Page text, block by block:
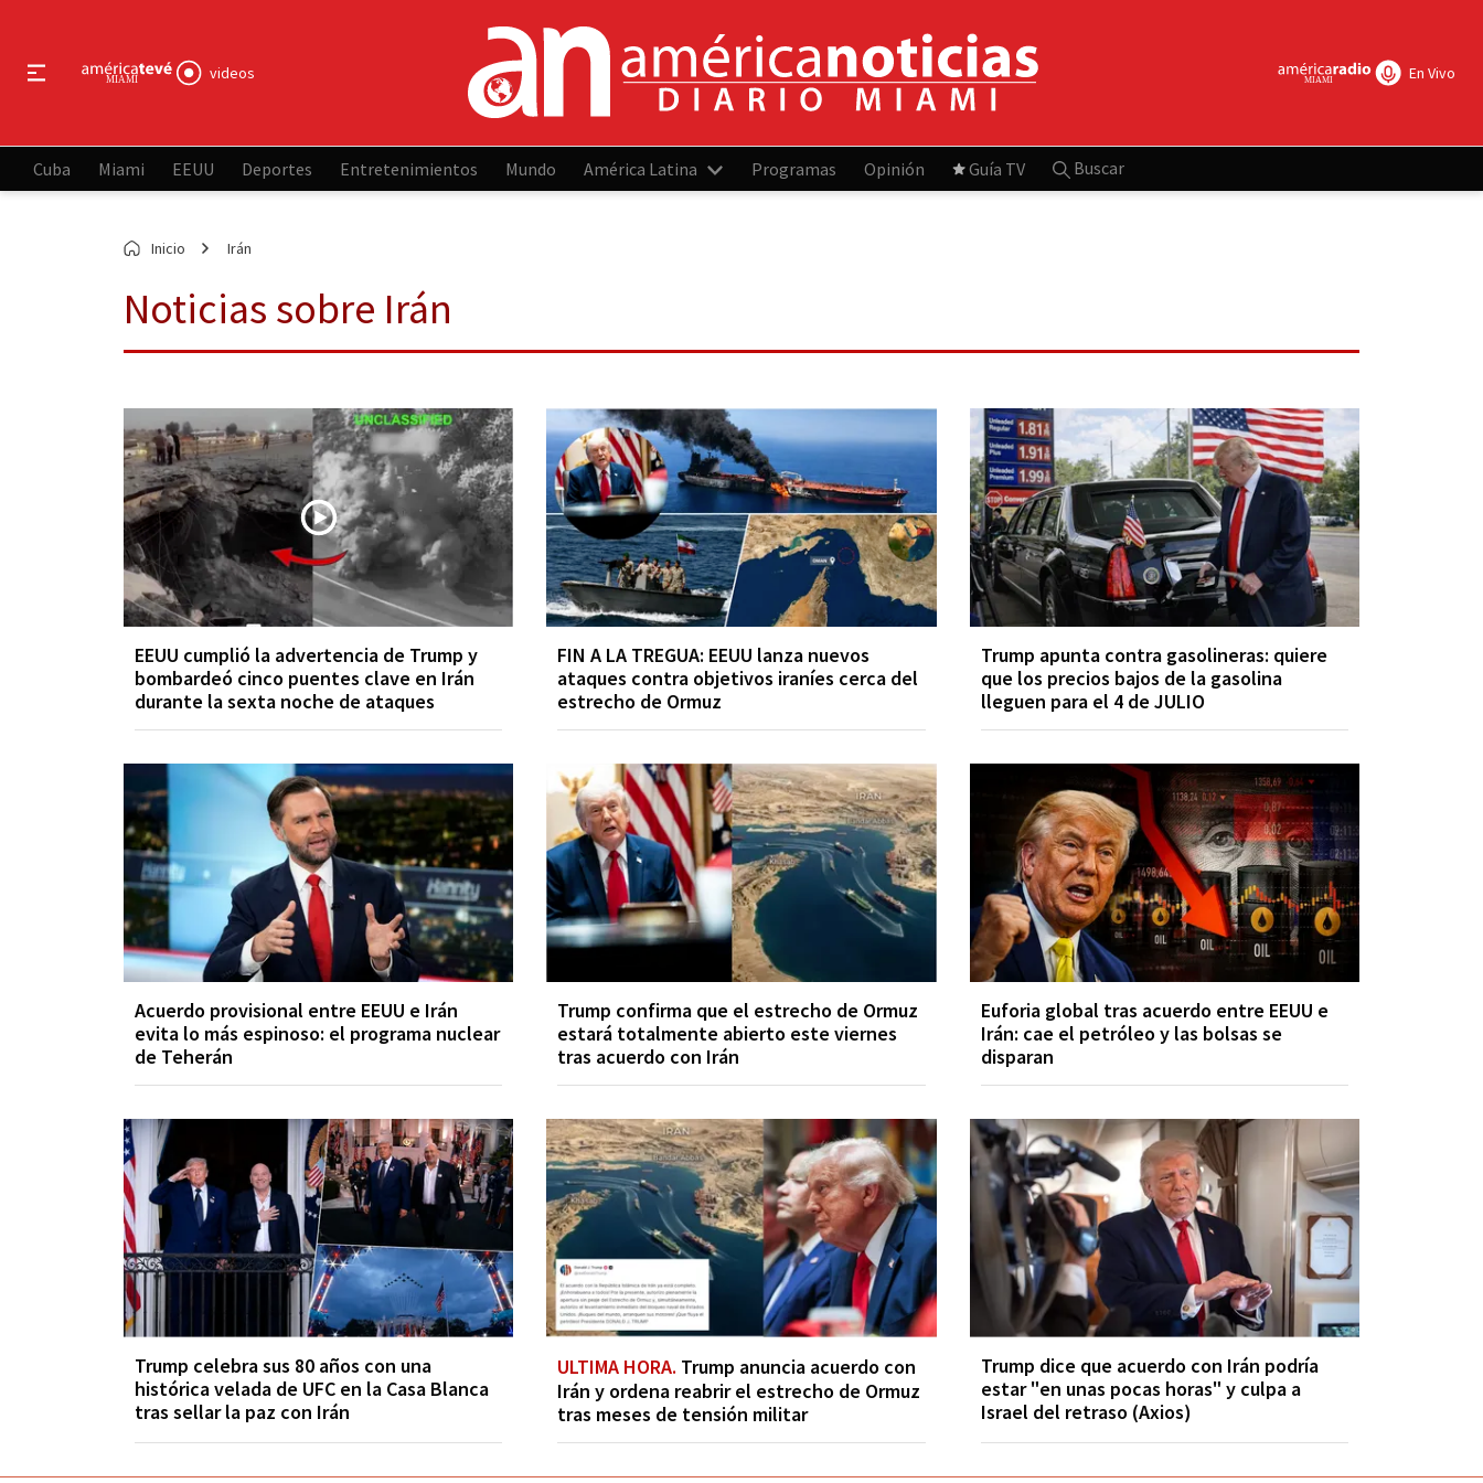
videos En Vivo
Cuba Miami EEUU Deportes Entretenimientos Mundo América Latina Programas Opinión Guía TV Buscar
Inicio Irán
Noticias sobre Irán
EEUU cumplió la advertencia de Trump y
bombardeó cinco puentes clave en Irán
durante la sexta noche de ataques
FIN A LA TREGUA: EEUU lanza nuevos
ataques contra objetivos iraníes cerca del
estrecho de Ormuz
Trump apunta contra gasolineras: quiere
que los precios bajos de la gasolina
lleguen para el 4 de JULIO
Acuerdo provisional entre EEUU e Irán
evita lo más espinoso: el programa nuclear
de Teherán
Trump confirma que el estrecho de Ormuz
estará totalmente abierto este viernes
tras acuerdo con Irán
Euforia global tras acuerdo entre EEUU e
Irán: cae el petróleo y las bolsas se
disparan
Trump celebra sus 80 años con una
histórica velada de UFC en la Casa Blanca
tras sellar la paz con Irán
ULTIMA HORA. Trump anuncia acuerdo con
Irán y ordena reabrir el estrecho de Ormuz
tras meses de tensión militar
Trump dice que acuerdo con Irán podría
estar "en unas pocas horas" y culpa a
Israel del retraso (Axios)